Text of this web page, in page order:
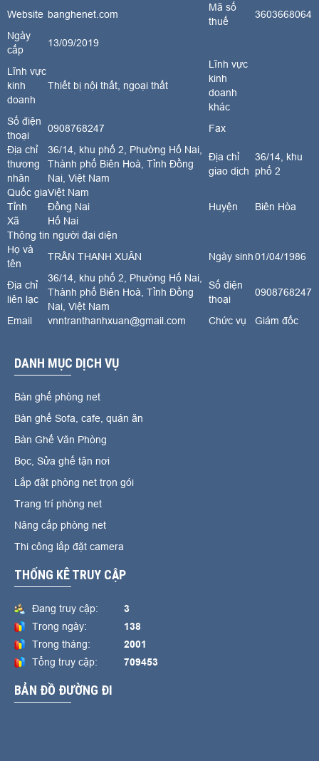
Website banghenet.com
Mã số
thuế
3603668064
Ngày
cấp
13/09/2019
Lĩnh vực
kinh
doanh
Thiết bị nội thất, ngoại thất
Lĩnh vực
kinh
doanh
khác
Số điện
thoại
0908768247
Fax
Địa chỉ
thương
nhân
36/14, khu phố 2, Phường Hố Nai,
Thành phố Biên Hoà, Tỉnh Đồng
Nai, Việt Nam
Địa chỉ
giao dịch
36/14, khu
phố 2
Quốc giaViệt Nam
Tỉnh
Đồng Nai Huyện
Biên Hòa
Xã
Hố Nai
Thông tin người đại diện
Họ và
tên
TRẦN THANH XUÂN Ngày sinh01/04/1986
Địa chỉ
liên lạc
36/14, khu phố 2, Phường Hố Nai,
Thành phố Biên Hoà, Tỉnh Đồng
Nai, Việt Nam
Số điện
thoại
0908768247
Email vnntranthanhxuan@gmail.com Chức vụ Giám đốc
DANH MỤC DỊCH VỤ
Bàn ghế phòng net
Bàn ghế Sofa, cafe, quán ăn
Bàn Ghế Văn Phòng
Bọc, Sửa ghế tận nơi
Lắp đặt phòng net trọn gói
Trang trí phòng net
Nâng cấp phòng net
Thi công lắp đặt camera
THỐNG KÊ TRUY CẬP
Đang truy cập:
3
Trong ngày:
138
Trong tháng:
2001
Tổng truy cập:
709453
BẢN ĐỒ ĐƯỜNG ĐI